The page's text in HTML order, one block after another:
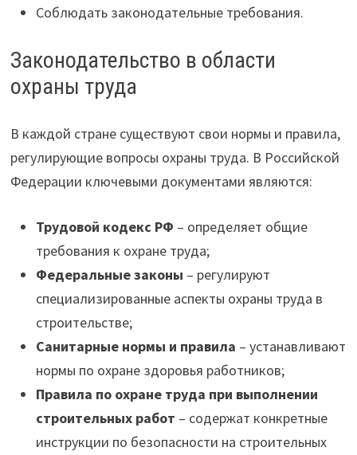
Соблюдать законодательные требования.
Законодательство в области
охраны труда
В каждой стране существуют свои нормы и правила,
регулирующие вопросы охраны труда. В Российской
Федерации ключевыми документами являются:
Трудовой кодекс РФ – определяет общие
требования к охране труда;
Федеральные законы – регулируют
специализированные аспекты охраны труда в
строительстве;
Санитарные нормы и правила – устанавливают
нормы по охране здоровья работников;
Правила по охране труда при выполнении
строительных работ – содержат конкретные
инструкции по безопасности на строительных